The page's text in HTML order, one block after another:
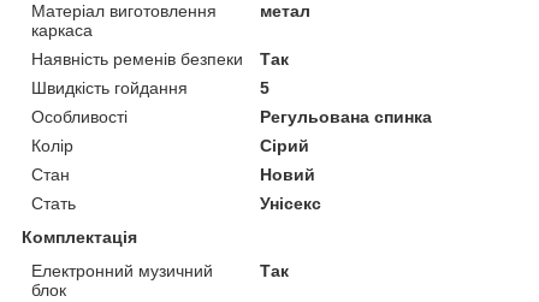
Матеріал виготовлення
каркаса
метал
Наявність ременів безпеки
Так
Швидкість гойдання
5
Особливості
Регульована спинка
Колір
Сірий
Стан
Новий
Стать
Унісекс
Комплектація
Електронний музичний
блок
Так